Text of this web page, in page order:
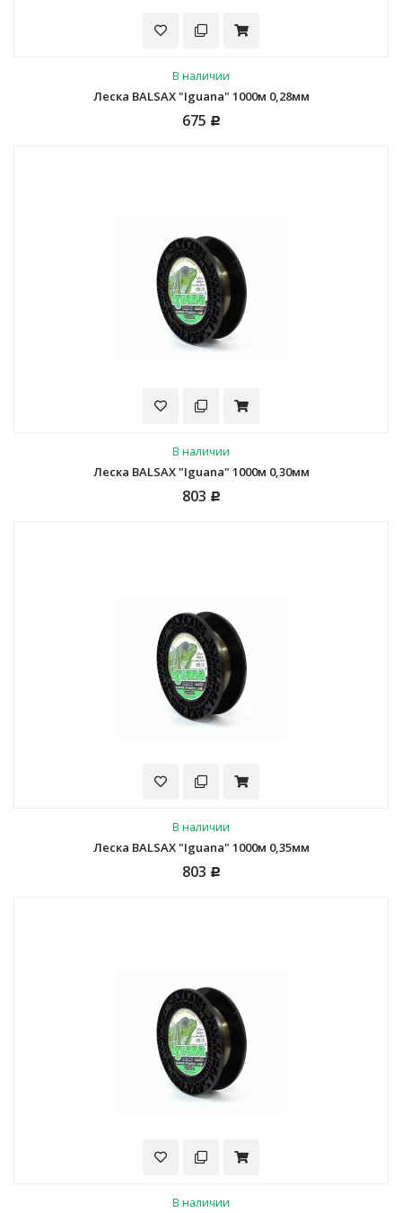
В наличии
Леска BALSAX "Iguana" 1000м 0,28мм
675 Р
В наличии
Леска BALSAX "Iguana" 1000м 0,30мм
803 Р
В наличии
Леска BALSAX "Iguana" 1000м 0,35мм
803 Р
В наличии